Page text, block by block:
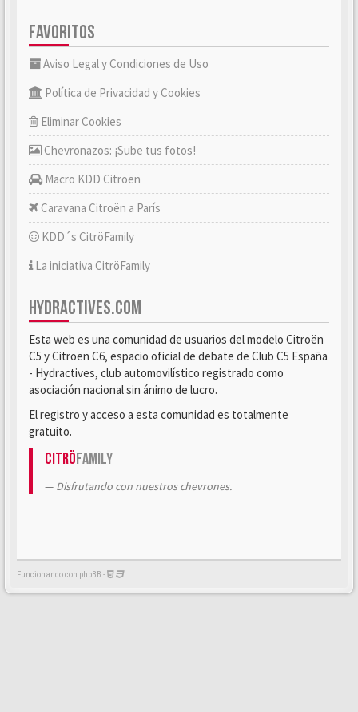
FAVORITOS
Aviso Legal y Condiciones de Uso
Política de Privacidad y Cookies
Eliminar Cookies
Chevronazos: ¡Sube tus fotos!
Macro KDD Citroën
Caravana Citroën a París
KDD´s CitröFamily
La iniciativa CitröFamily
HYDRACTIVES.COM
Esta web es una comunidad de usuarios del modelo Citroën
C5 y Citroën C6, espacio oficial de debate de Club C5 España
- Hydractives, club automovilístico registrado como
asociación nacional sin ánimo de lucro.
El registro y acceso a esta comunidad es totalmente
gratuito.
CitröFamily
Disfrutando con nuestros chevrones.
Funcionando con phpBB -